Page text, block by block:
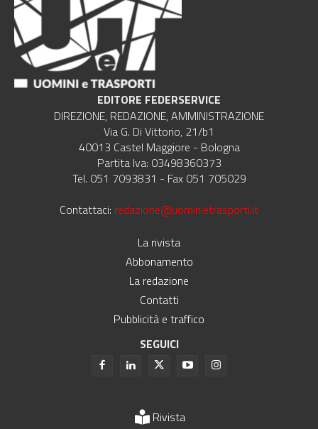
EDITORE FEDERSERVICE
DIREZIONE, REDAZIONE, AMMINISTRAZIONE
Via G. Di Vittorio, 21/b1
40013 Castel Maggiore - Bologna
Partita Iva: 03498360373
Tel. 051 7093831 - Fax 051 705029
Contattaci: redazione@uominietrasporti.it
La rivista
Abbonamento
La redazione
Contatti
Pubblicità e traffico
SEGUICI
Rivista